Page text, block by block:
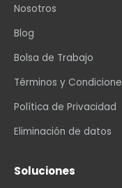
Nosotros
Blog
Bolsa de Trabajo
Términos y
Política de Privacidad
Eliminación de datos
Soluciones